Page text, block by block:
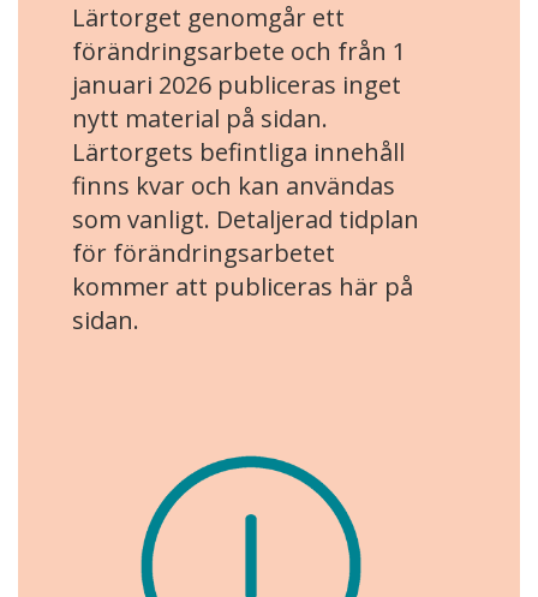
Lärtorget genomgår ett
förändringsarbete och från 1
januari 2026 publiceras inget
nytt material på sidan.
Lärtorgets befintliga innehåll
finns kvar och kan användas
som vanligt. Detaljerad tidplan
för förändringsarbetet
kommer att publiceras här på
sidan.